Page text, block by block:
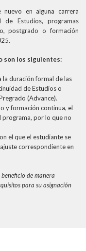
nuevo en alguna carrera
de Estudios, programas
postgrado o formación
son los siguientes:
la duración formal de las
de Estudios o
(Advance).
y formación continua, el
por lo que no
el que el estudiante se
correspondiente en
de manera
para su asignación